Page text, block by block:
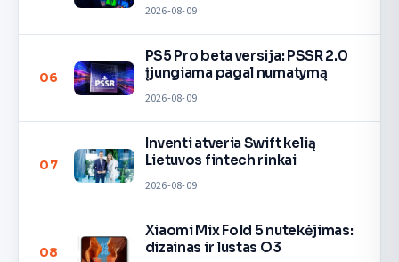
2026-08-09
06
PS5 Pro beta versija: PSSR 2.0
įjungiama pagal numatymą
2026-08-09
07
Inventi atveria Swift kelią
Lietuvos fintech rinkai
2026-08-09
08
Xiaomi Mix Fold 5 nutekėjimas:
dizainas ir lustas O3